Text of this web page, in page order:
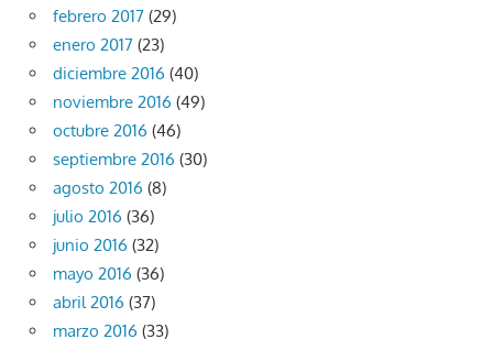
febrero 2017 (29)
enero 2017 (23)
diciembre 2016 (40)
noviembre 2016 (49)
octubre 2016 (46)
septiembre 2016 (30)
agosto 2016 (8)
julio 2016 (36)
junio 2016 (32)
mayo 2016 (36)
abril 2016 (37)
marzo 2016 (33)